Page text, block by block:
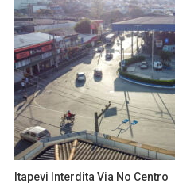
Itapevi Interdita Via No Centro